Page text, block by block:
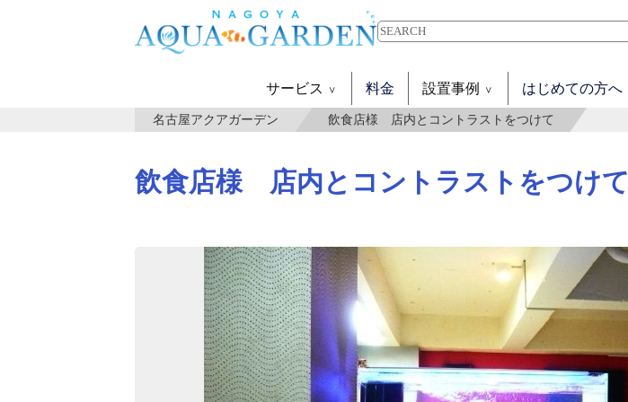
サービス 料金 設置事例 はじめての方へ
名古屋アクアガーデン 飲食店様 店内とコントラストをつけて
飲食店様 店内とコントラストをつけて